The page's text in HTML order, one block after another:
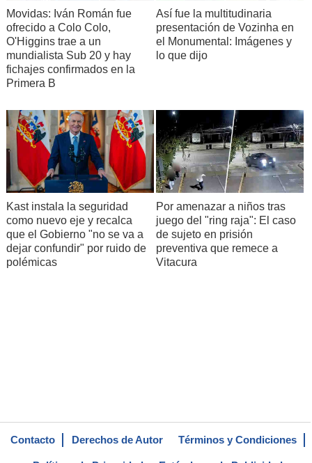
Movidas: Iván Román fue
ofrecido a Colo Colo,
O'Higgins trae a un
mundialista Sub 20 y hay
fichajes confirmados en la
Primera B
Así fue la multitudinaria
presentación de Vozinha en
el Monumental: Imágenes y
lo que dijo
Kast instala la seguridad
como nuevo eje y recalca
que el Gobierno "no se va a
dejar confundir" por ruido de
polémicas
Por amenazar a niños tras
juego del "ring raja": El caso
de sujeto en prisión
preventiva que remece a
Vitacura
Contacto Derechos de Autor Términos y Condiciones